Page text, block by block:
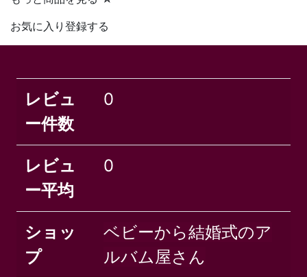
お気に入り登録する
レビュ
ー件数
0
レビュ
ー平均
0
ショッ
プ
ベビーから結婚式のア
ルバム屋さん